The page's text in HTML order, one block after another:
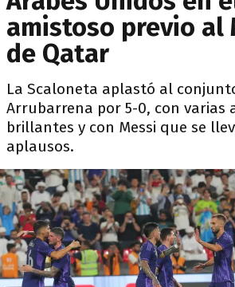
amistoso previo al
de Qatar
La Scaloneta aplastó al
Arrubarrena por 5-0, con varias
brillantes y con Messi que se
aplausos.